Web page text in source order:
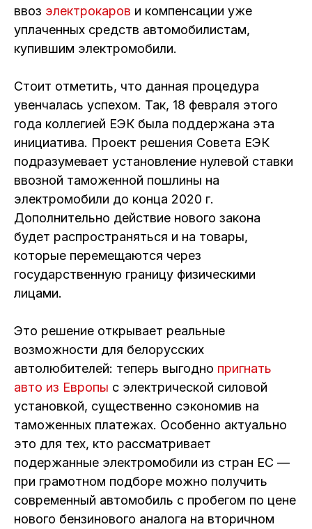
ввоз электрокаров и компенсации уже
уплаченных средств автомобилистам,
купившим электромобили.
Стоит отметить, что данная процедура
увенчалась успехом. Так, 18 февраля этого
года коллегией ЕЭК была поддержана эта
инициатива. Проект решения Совета ЕЭК
подразумевает установление нулевой ставки
ввозной таможенной пошлины на
электромобили до конца 2020 г.
Дополнительно действие нового закона
будет распространяться и на товары,
которые перемещаются через
государственную границу физическими
лицами.
Это решение открывает реальные
возможности для белорусских
автолюбителей: теперь выгодно пригнать
авто из Европы с электрической силовой
установкой, существенно сэкономив на
таможенных платежах. Особенно актуально
это для тех, кто рассматривает
подержанные электромобили из стран ЕС —
при грамотном подборе можно получить
современный автомобиль с пробегом по цене
нового бензинового аналога на вторичном